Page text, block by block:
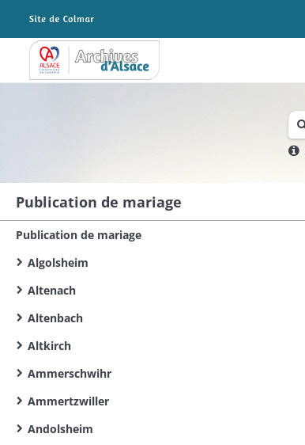
Archives Alsace - Colmar
Publication de mariage
Publication de mariage
Algolsheim
Altenach
Altenbach
Altkirch
Ammerschwihr
Ammertzwiller
Andolsheim